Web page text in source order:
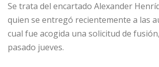
Se trata del encartado Alexander
quien se entregó recientemente a las
cual fue acogida una solicitud de
pasado jueves.